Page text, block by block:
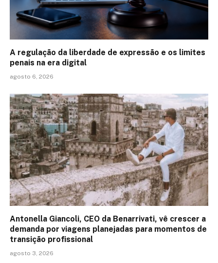
A regulação da liberdade de expressão e os limites
penais na era digital
agosto 6, 2026
Antonella Giancoli, CEO da Benarrivati, vê crescer a
demanda por viagens planejadas para momentos de
transição profissional
agosto 3, 2026